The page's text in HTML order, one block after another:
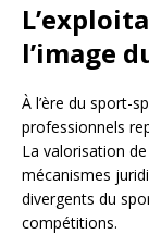
l’image
À l’ère du sport-
professionnels
La valorisation
mécanismes
divergents du
compétitions.